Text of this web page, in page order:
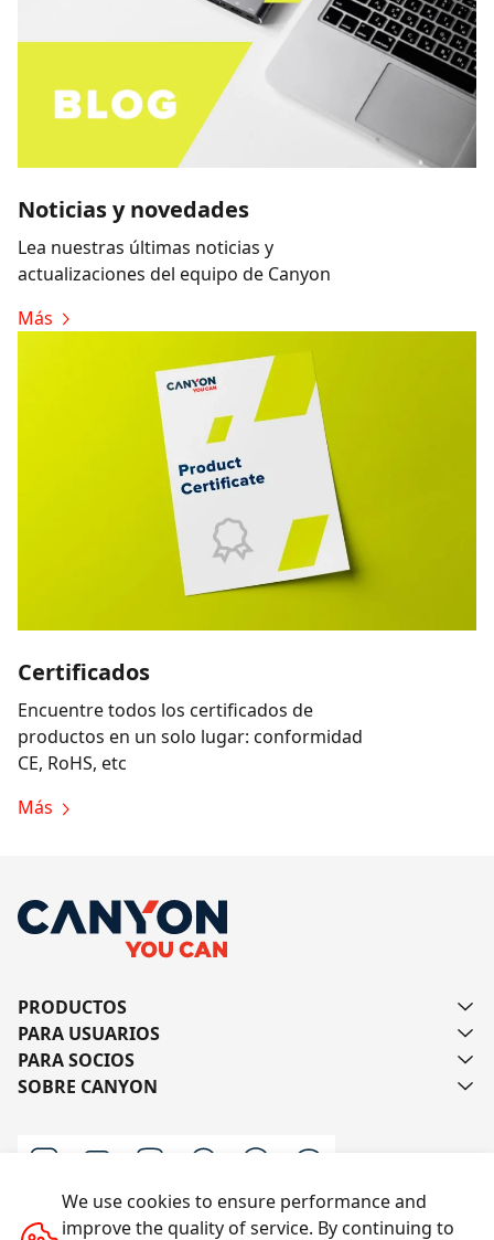
Noticias y novedades
Lea nuestras últimas noticias y
actualizaciones del equipo de Canyon
Más
Certificados
Encuentre todos los certificados de
productos en un solo lugar: conformidad
CE, RoHS, etc
Más
PRODUCTOS
PARA USUARIOS
PARA SOCIOS
SOBRE CANYON
We use cookies to ensure performance and
improve the quality of service. By continuing to